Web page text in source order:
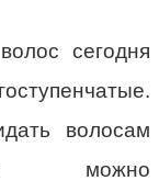
сегодня
волосам
можно